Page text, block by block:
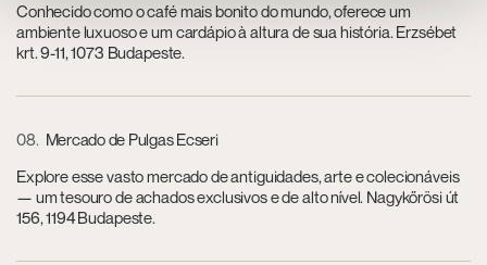
Conhecido como o café mais bonito do mundo, oferece um
ambiente luxuoso e um cardápio à altura de sua história. Erzsébet
krt. 9-11, 1073 Budapeste.
08 Mercado de Pulgas Ecseri
Explore esse vasto mercado de antiguidades, arte e colecionáveis
— um tesouro de achados exclusivos e de alto nível. Nagykőrösi út
156, 1194 Budapeste.